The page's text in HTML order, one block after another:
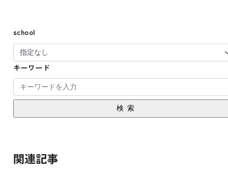
school
キーワード
検索
関連記事